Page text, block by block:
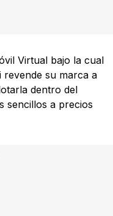
Virtual bajo la cual
revende su marca a
dentro del
sencillos a precios